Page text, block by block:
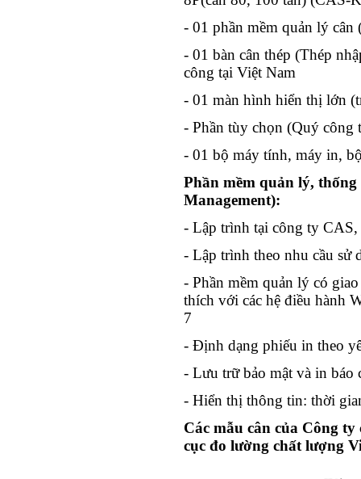
- 01 phần mềm quản lý cân
- 01 bàn cân thép (Thép
công tại Việt Nam
- 01 màn hình hiển thị lớn
- Phần tùy chọn (Quý công
- 01 bộ máy tính, máy in,
Phần mềm quản lý,
Management):
- Lập trình tại công ty CAS,
- Lập trình theo nhu cầu sử
- Phần mềm quản lý có
thích với các hệ điều hành
7
- Định dạng phiếu in theo
- Lưu trữ bảo mật và in báo
- Hiển thị thông tin: thời
Các mẫu cân của Công
cục đo lường chất lượng